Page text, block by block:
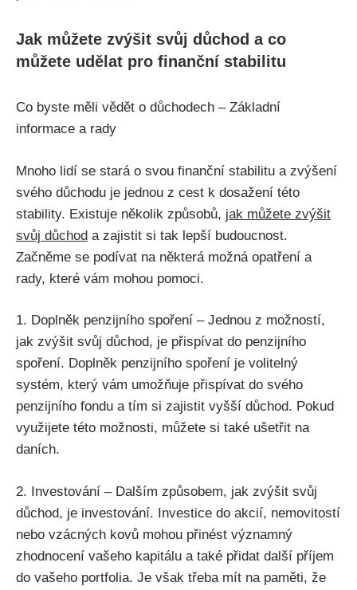
Jak můžete zvýšit svůj důchod a co
můžete udělat pro finanční stabilitu
Co byste měli vědět o důchodech – Základní
informace a rady
Mnoho lidí se stará o svou finanční stabilitu a zvýšení
svého důchodu je jednou z cest k dosažení této
stability. Existuje několik způsobů, jak můžete zvýšit
svůj důchod a zajistit si tak lepší budoucnost.
Začněme se podívat na některá možná opatření a
rady, které vám mohou pomoci.
1. Doplněk penzijního spoření – Jednou z možností,
jak zvýšit svůj důchod, je přispívat do penzijního
spoření. Doplněk penzijního spoření je volitelný
systém, který vám umožňuje přispívat do svého
penzijního fondu a tím si zajistit vyšší důchod. Pokud
využijete této možnosti, můžete si také ušetřit na
daních.
2. Investování – Dalším způsobem, jak zvýšit svůj
důchod, je investování. Investice do akcií, nemovitostí
nebo vzácných kovů mohou přinést významný
zhodnocení vašeho kapitálu a také přidat další příjem
do vašeho portfolia. Je však třeba mít na paměti, že